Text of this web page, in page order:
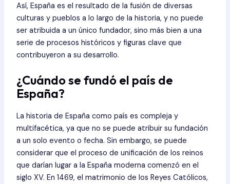
Así, España es el resultado de la fusión de diversas
culturas y pueblos a lo largo de la historia, y no puede
ser atribuida a un único fundador, sino más bien a una
serie de procesos históricos y figuras clave que
contribuyeron a su desarrollo.
¿Cuándo se fundó el país de
España?
La historia de España como país es compleja y
multifacética, ya que no se puede atribuir su fundación
a un solo evento o fecha. Sin embargo, se puede
considerar que el proceso de unificación de los reinos
que darían lugar a la España moderna comenzó en el
siglo XV. En 1469, el matrimonio de los Reyes Católicos,